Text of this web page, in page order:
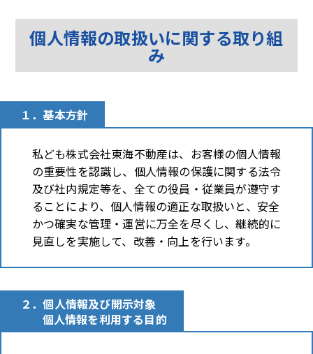
個人情報の取扱いに関する取り組
み
１．基本方針
私ども株式会社東海不動産は、お客様の個人情報
の重要性を認識し、個人情報の保護に関する法令
及び社内規定等を、全ての役員・従業員が遵守す
ることにより、個人情報の適正な取扱いと、安全
かつ確実な管理・運営に万全を尽くし、継続的に
見直しを実施して、改善・向上を行います。
２．個人情報及び開示対象
個人情報を利用する目的